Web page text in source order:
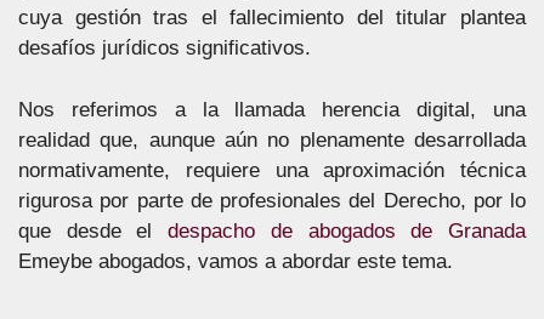
cuya gestión tras el fallecimiento del titular plantea
desafíos jurídicos significativos.
Nos referimos a la llamada herencia digital, una
realidad que, aunque aún no plenamente desarrollada
normativamente, requiere una aproximación técnica
rigurosa por parte de profesionales del Derecho, por lo
que desde eldespacho de abogados de Granada
Emeybe abogados, vamos a abordar este tema.